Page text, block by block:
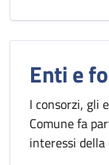
Enti e
I consorzi, gli
Comune fa
interessi